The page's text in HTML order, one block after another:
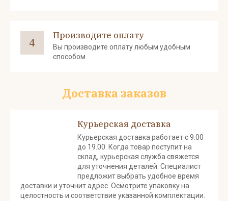
4
Производите оплату
Вы производите оплату любым удобным
способом
Доставка заказов
Курьерская доставка
Курьерская доставка работает с 9.00
до 19.00. Когда товар поступит на
склад, курьерская служба свяжется
для уточнения деталей. Специалист
предложит выбрать удобное время
доставки и уточнит адрес. Осмотрите упаковку на
целостность и соответствие указанной комплектации.